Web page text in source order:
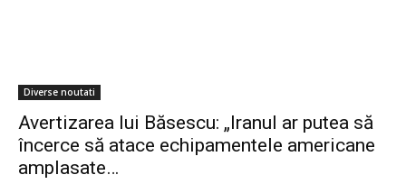
Diverse noutati
Avertizarea lui Băsescu: „Iranul ar putea să
încerce să atace echipamentele americane
amplasate…